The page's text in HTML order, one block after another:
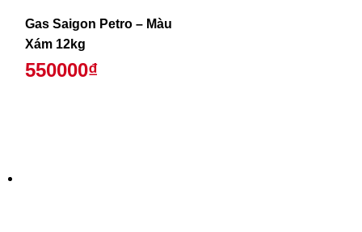
Gas Saigon Petro – Màu
Xám 12kg
550000₫